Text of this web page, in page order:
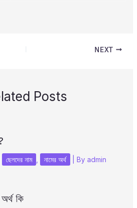
NEXT
Posts
ছেলদের নাম নামের অর্থ | By admin
কি